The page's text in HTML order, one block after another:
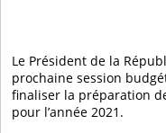
Le Président de la
prochaine session
finaliser la préparation
pour l’année 2021.